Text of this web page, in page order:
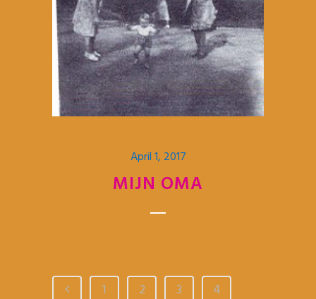
April 1, 2017
MIJN OMA
1 2 3 4